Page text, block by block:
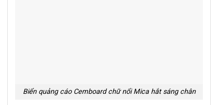
Biển quảng cáo Cemboard chữ nổi Mica hắt sáng chân